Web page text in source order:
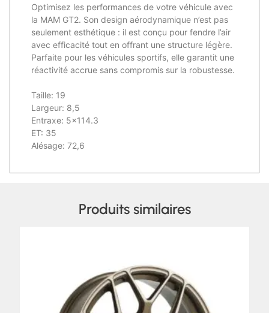
Optimisez les performances de votre véhicule avec
la MAM GT2. Son design aérodynamique n’est pas
seulement esthétique : il est conçu pour fendre l’air
avec efficacité tout en offrant une structure légère.
Parfaite pour les véhicules sportifs, elle garantit une
réactivité accrue sans compromis sur la robustesse.
Taille: 19
Largeur: 8,5
Entraxe: 5×114.3
ET: 35
Alésage: 72,6
Produits similaires